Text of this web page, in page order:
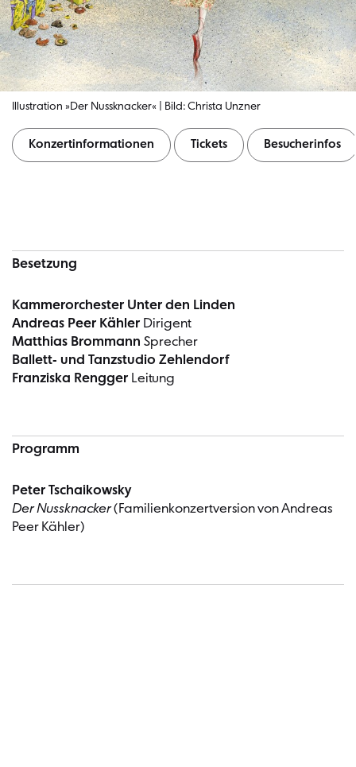
Illustration »Der Nussknacker« | Bild: Christa Unzner
Konzertinformationen Tickets Besucherinfos
Besetzung
Kammerorchester Unter den Linden
Andreas Peer Kähler Dirigent
Matthias Brommann Sprecher
Ballett- und Tanzstudio Zehlendorf
Franziska Rengger Leitung
Programm
Peter Tschaikowsky
Der Nussknacker(Familienkonzertversion von Andreas
Peer Kähler)